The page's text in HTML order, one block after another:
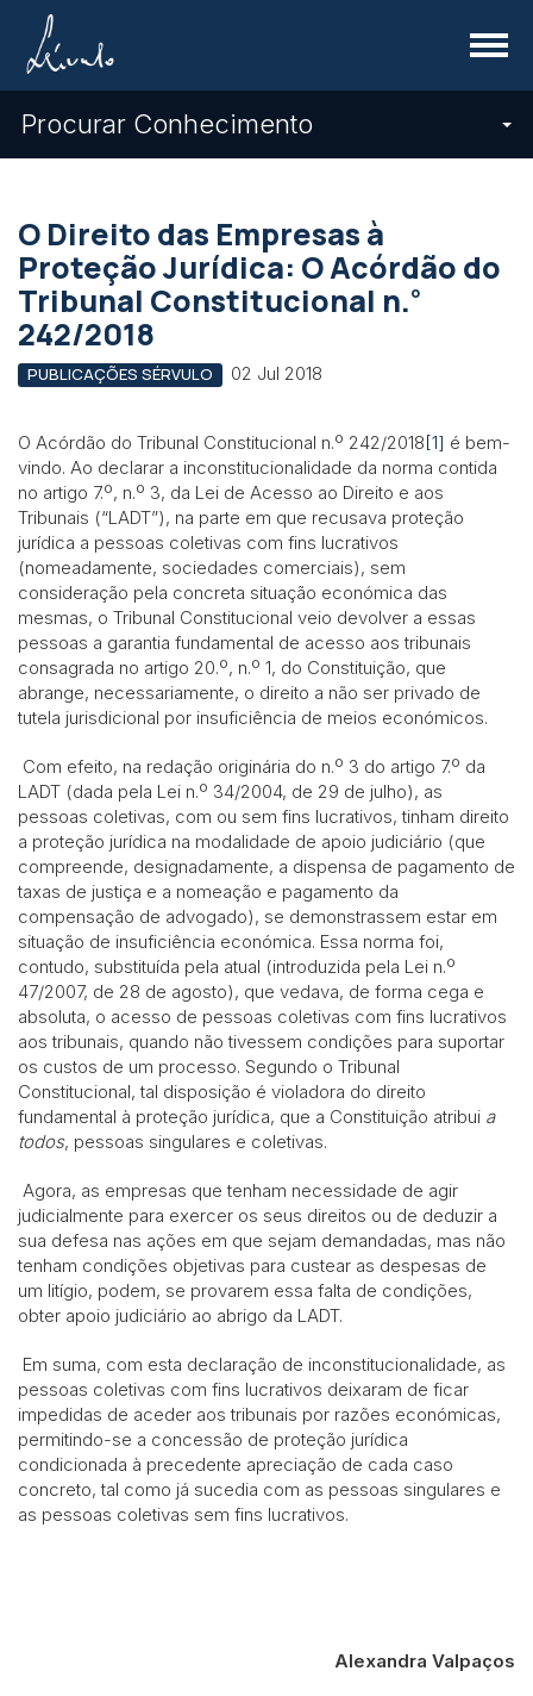
Menu
Procurar Conhecimento
O Direito das Empresas à
Proteção Jurídica: O Acórdão do
Tribunal Constitucional n.º
242/2018
PUBLICAÇÕES SÉRVULO 02 Jul 2018
O Acórdão do Tribunal Constitucional n.º 242/2018[1] é bem-
vindo. Ao declarar a inconstitucionalidade da norma contida
no artigo 7.º, n.º 3, da Lei de Acesso ao Direito e aos
Tribunais (“LADT”), na parte em que recusava proteção
jurídica a pessoas coletivas com fins lucrativos
(nomeadamente, sociedades comerciais), sem
consideração pela concreta situação económica das
mesmas, o Tribunal Constitucional veio devolver a essas
pessoas a garantia fundamental de acesso aos tribunais
consagrada no artigo 20.º, n.º 1, do Constituição, que
abrange, necessariamente, o direito a não ser privado de
tutela jurisdicional por insuficiência de meios económicos.
Com efeito, na redação originária do n.º 3 do artigo 7.º da
LADT (dada pela Lei n.º 34/2004, de 29 de julho), as
pessoas coletivas, com ou sem fins lucrativos, tinham direito
a proteção jurídica na modalidade de apoio judiciário (que
compreende, designadamente, a dispensa de pagamento de
taxas de justiça e a nomeação e pagamento da
compensação de advogado), se demonstrassem estar em
situação de insuficiência económica. Essa norma foi,
contudo, substituída pela atual (introduzida pela Lei n.º
47/2007, de 28 de agosto), que vedava, de forma cega e
absoluta, o acesso de pessoas coletivas com fins lucrativos
aos tribunais, quando não tivessem condições para suportar
os custos de um processo. Segundo o Tribunal
Constitucional, tal disposição é violadora do direito
fundamental à proteção jurídica, que a Constituição atribui a
todos, pessoas singulares e coletivas.
Agora, as empresas que tenham necessidade de agir
judicialmente para exercer os seus direitos ou de deduzir a
sua defesa nas ações em que sejam demandadas, mas não
tenham condições objetivas para custear as despesas de
um litígio, podem, se provarem essa falta de condições,
obter apoio judiciário ao abrigo da LADT.
Em suma, com esta declaração de inconstitucionalidade, as
pessoas coletivas com fins lucrativos deixaram de ficar
impedidas de aceder aos tribunais por razões económicas,
permitindo-se a concessão de proteção jurídica
condicionada à precedente apreciação de cada caso
concreto, tal como já sucedia com as pessoas singulares e
as pessoas coletivas sem fins lucrativos.
Alexandra Valpaços